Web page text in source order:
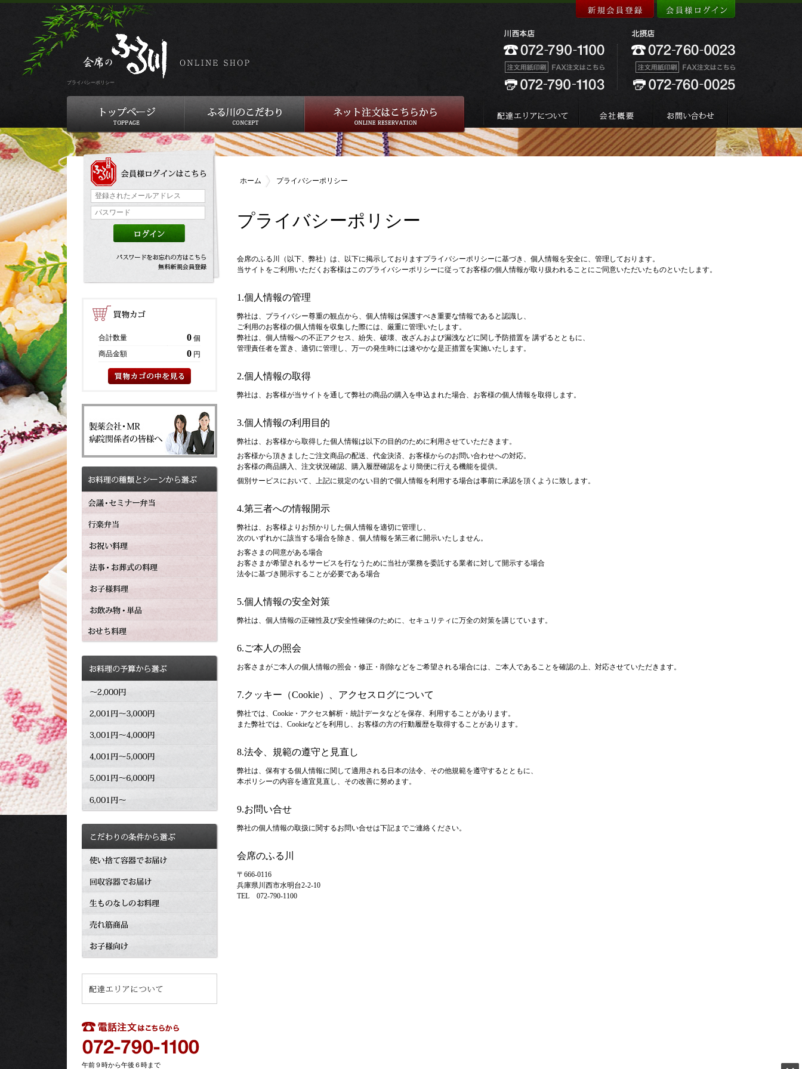
プライバシーポリシー
ホーム プライバシーポリシー
プライバシーポリシー
会席のふる川（以下、弊社）は、以下に掲示しておりますプライバシーポリシーに基づき、個人情報を安全に、管理しております。
当サイトをご利用いただくお客様はこのプライバシーポリシーに従ってお客様の個人情報が取り扱われることにご同意いただいたものといたします。
1.個人情報の管理
弊社は、プライバシー尊重の観点から、個人情報は保護すべき重要な情報であると認識し、
ご利用のお客様の個人情報を収集した際には、厳重に管理いたします。
弊社は、個人情報への不正アクセス、紛失、破壊、改ざんおよび漏洩などに関し予防措置を 講ずるとともに、
管理責任者を置き、適切に管理し、万一の発生時には速やかな是正措置を実施いたします。
2.個人情報の取得
弊社は、お客様が当サイトを通して弊社の商品の購入を申込まれた場合、お客様の個人情報を取得します。
3.個人情報の利用目的
弊社は、お客様から取得した個人情報は以下の目的のために利用させていただきます。
お客様から頂きましたご注文商品の配送、代金決済、お客様からのお問い合わせへの対応。
お客様の商品購入、注文状況確認、購入履歴確認をより簡便に行える機能を提供。
個別サービスにおいて、上記に規定のない目的で個人情報を利用する場合は事前に承認を頂くように致します。
4.第三者への情報開示
弊社は、お客様よりお預かりした個人情報を適切に管理し、
次のいずれかに該当する場合を除き、個人情報を第三者に開示いたしません。
お客さまの同意がある場合
お客さまが希望されるサービスを行なうために当社が業務を委託する業者に対して開示する場合
法令に基づき開示することが必要である場合
5.個人情報の安全対策
弊社は、個人情報の正確性及び安全性確保のために、セキュリティに万全の対策を講じています。
6.ご本人の照会
お客さまがご本人の個人情報の照会・修正・削除などをご希望される場合には、ご本人であることを確認の上、対応させていただきます。
7.クッキー（Cookie）、アクセスログについて
弊社では、Cookie・アクセス解析・統計データなどを保存、利用することがあります。
また弊社では、Cookieなどを利用し、お客様の方の行動履歴を取得することがあります。
8.法令、規範の遵守と見直し
弊社は、保有する個人情報に関して適用される日本の法令、その他規範を遵守するとともに、
本ポリシーの内容を適宜見直し、その改善に努めます。
9.お問い合せ
弊社の個人情報の取扱に関するお問い合せは下記までご連絡ください。
会席のふる川
〒666-0116
兵庫県川西市水明台2-2-10
TEL 072-790-1100
合計数量 0 個
商品金額
0 円
午前９時から午後６時まで